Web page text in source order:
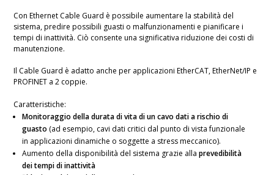
Con Ethernet Cable Guard è possibile aumentare la stabilità del
sistema, predire possibili guasti o malfunzionamenti e pianificare i
tempi di inattività. Ciò consente una significativa riduzione dei costi di
manutenzione.
Il Cable Guard è adatto anche per applicazioni EtherCAT, EtherNet/IP e
PROFINET a 2 coppie.
Caratteristiche:
Monitoraggio della durata di vita di un cavo dati a rischio di
guasto (ad esempio, cavi dati critici dal punto di vista funzionale
in applicazioni dinamiche o soggette a stress meccanico).
Aumento della disponibilità del sistema grazie alla prevedibilità
dei tempi di inattività